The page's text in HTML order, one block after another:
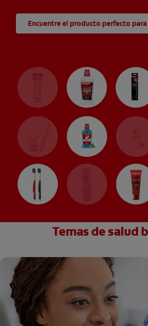
Encuentre el producto perfecto
Temas de salud